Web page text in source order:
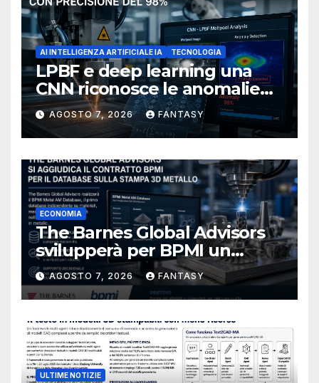
AI INTELLIGENZA ARTIFICIALE IA TECNOLOGIA
LPBF e deep learning una
CNN riconosce le anomalie
del bagno di fusione
AGOSTO 7, 2026 FANTASY
ECONOMIA
The Barnes Global Advisors
svilupperà per BPMI un
database per la stampa 3D
metallica destinata alla filiera
navale statunitense
AGOSTO 7, 2026 FANTASY
ULTIME NOTIZIE